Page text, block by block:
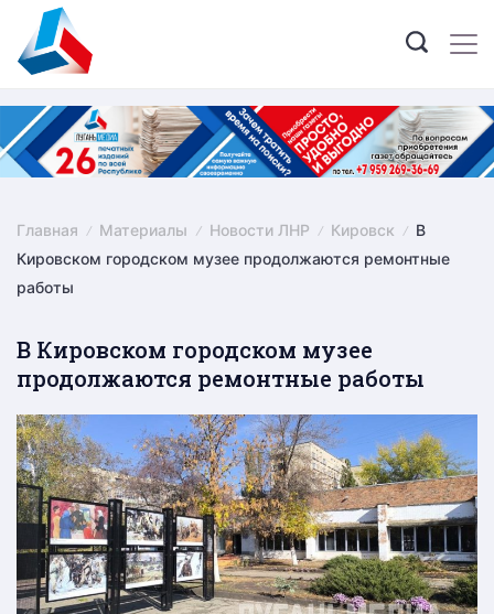
content
Главная Материалы Новости ЛНР Кировск
В
Кировском городском музее продолжаются ремонтные
работы
В Кировском городском музее
продолжаются ремонтные работы